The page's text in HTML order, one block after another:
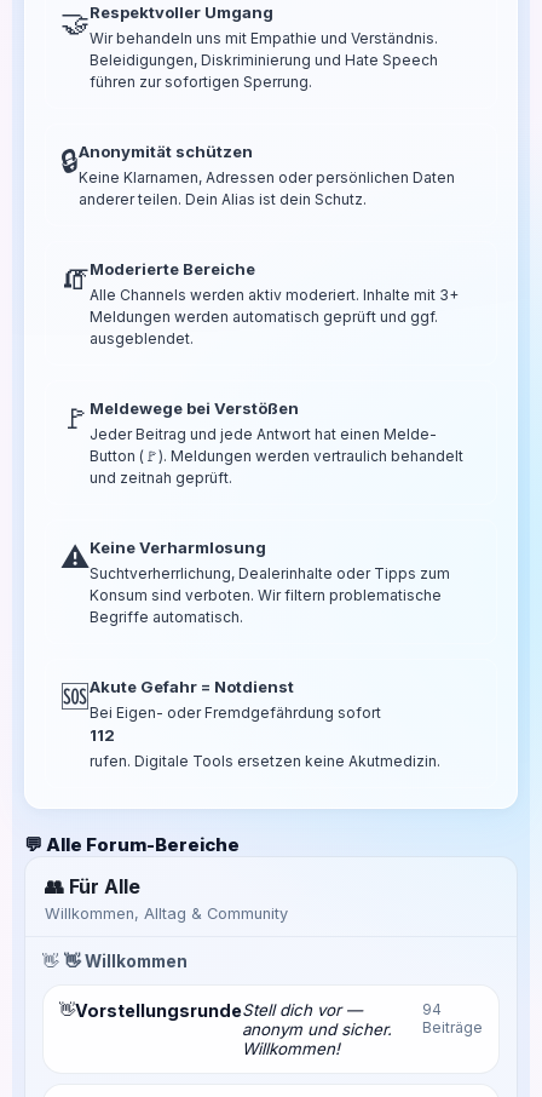
🤝Respektvoller Umgang
Wir behandeln uns mit Empathie und Verständnis.
Beleidigungen, Diskriminierung und Hate Speech
führen zur sofortigen Sperrung.
🔒Anonymität schützen
Keine Klarnamen, Adressen oder persönlichen Daten
anderer teilen. Dein Alias ist dein Schutz.
🧯Moderierte Bereiche
Alle Channels werden aktiv moderiert. Inhalte mit 3+
Meldungen werden automatisch geprüft und ggf.
ausgeblendet.
🚩 Meldewege bei Verstößen
Jeder Beitrag und jede Antwort hat einen Melde-
Button (🚩). Meldungen werden vertraulich behandelt
und zeitnah geprüft.
⚠️Keine Verharmlosung
Suchtverherrlichung, Dealerinhalte oder Tipps zum
Konsum sind verboten. Wir filtern problematische
Begriffe automatisch.
🆘Akute Gefahr = Notdienst
Bei Eigen- oder Fremdgefährdung sofort
112
rufen. Digitale Tools ersetzen keine Akutmedizin.
💬 Alle Forum-Bereiche
👥 Für Alle
Willkommen, Alltag & Community
👋 👋 Willkommen
👋VorstellungsrundeStell dich vor —
anonym und sicher.
Willkommen!
94
Beiträge